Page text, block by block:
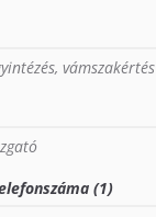
vámszakértés
(1)